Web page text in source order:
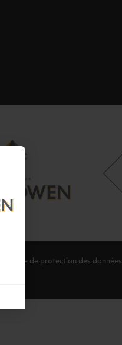
Politique de protection des données